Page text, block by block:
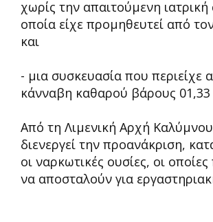
χωρίς την απαιτούμενη
οποία είχε προμηθευτεί από
και
- μια συσκευασία που περιείχε
κάνναβη καθαρού βάρους
Από τη Λιμενική Αρχή
διενεργεί την προανάκριση,
οι ναρκωτικές ουσίες, οι οποίες
να αποσταλούν για